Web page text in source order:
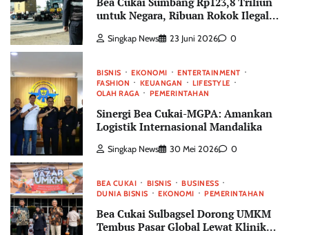
untuk Negara, Ribuan Rokok Ilegal
Digagalkan
Singkap News 23 Juni 2026 0
BISNIS EKONOMI
ENTERTAINMENT
FASHION
KEUANGAN
LIFESTYLE
OLAH RAGA
PEMERINTAHAN
Sinergi Bea Cukai-MGPA: Amankan
Logistik Internasional Mandalika
Singkap News 30 Mei 2026 0
BEA CUKAI BISNIS
BUSINESS
DUNIA BISNIS
EKONOMI PEMERINTAHAN
Bea Cukai Sulbagsel Dorong UMKM
Tembus Pasar Global Lewat Klinik